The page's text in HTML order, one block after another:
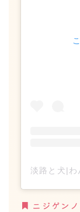
ニジゲンノ